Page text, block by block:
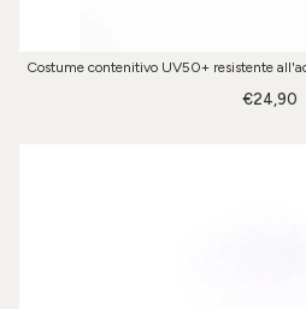
Costume contenitivo UV50+ resistente
€24,90